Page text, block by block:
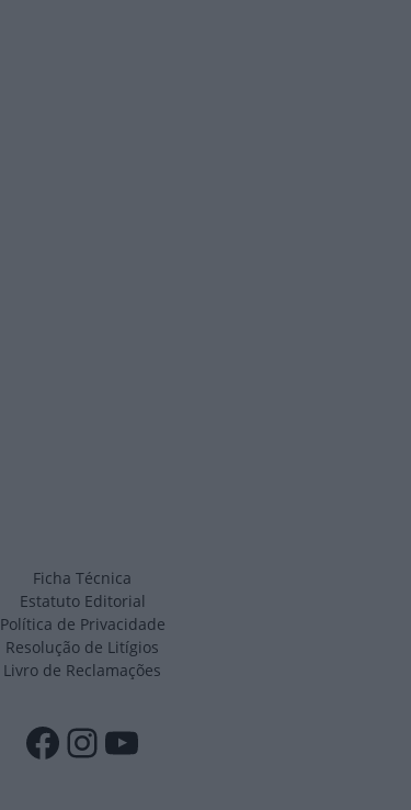
Ficha Técnica
Estatuto Editorial
Política de Privacidade
Resolução de Litígios
Livro de Reclamações
Facebook
Instagram
YouTube